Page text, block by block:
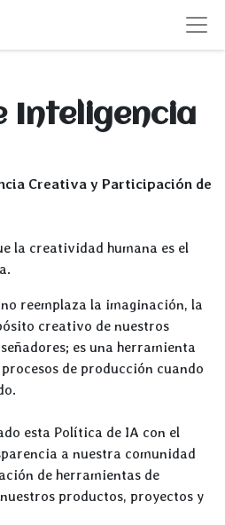
Inteligencia
Creativa y Participación de
la creatividad humana es el
reemplaza la imaginación, la
creativo de nuestros
es una herramienta
de producción cuando
esta Política de IA con el
a nuestra comunidad
de herramientas de
productos, proyectos y